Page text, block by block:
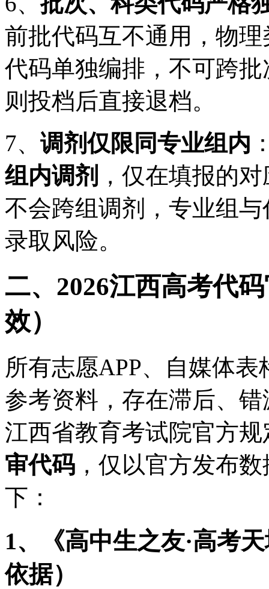
前批代码互不通用，物
代码单独编排，不可跨
则投档后直接退档。
7、 调剂仅限同专业组内
组内调剂 ，仅在填报的
不会跨组调剂，专业组
录取风险。
二、2026江西高考代
效）
所有志愿APP、自媒体
参考资料，存在滞后、
江西省教育考试院官方
审代码 ，仅以官方发布
下：
1、《高中生之友·高考
依据）